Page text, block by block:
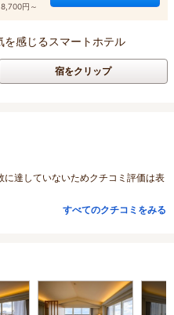
円～
感じるスマートホテル
宿をクリップ
達していないためクチコミ評価は表
すべてのクチコミをみる